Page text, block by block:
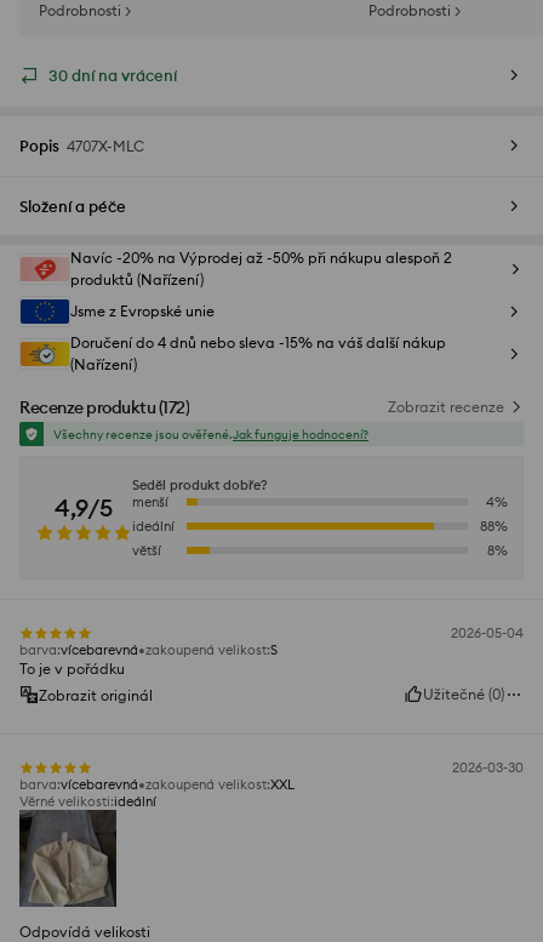
Podrobnosti >
Podrobnosti >
30 dní na vrácení
Popis 4707X-MLC
Složení a péče
Navíc -20% na Výprodej až -50% při nákupu alespoň 2
produktů (Nařízení)
Jsme z Evropské unie
Doručení do 4 dnů nebo sleva -15% na váš další nákup
(Nařízení)
Recenze produktu(172) Zobrazit recenze
Všechny recenze jsou ověřené.Jak funguje hodnocení?
4,9/5
Seděl produkt dobře?
menší
4%
ideální
88%
větší
8%
2026-05-04
barva:vícebarevná zakoupená velikost:S
To je v pořádku
Zobrazit originál
Užitečné (0)
2026-03-30
barva:vícebarevná zakoupená velikost:XXL
Věrné velikosti:ideální
Odpovídá velikosti